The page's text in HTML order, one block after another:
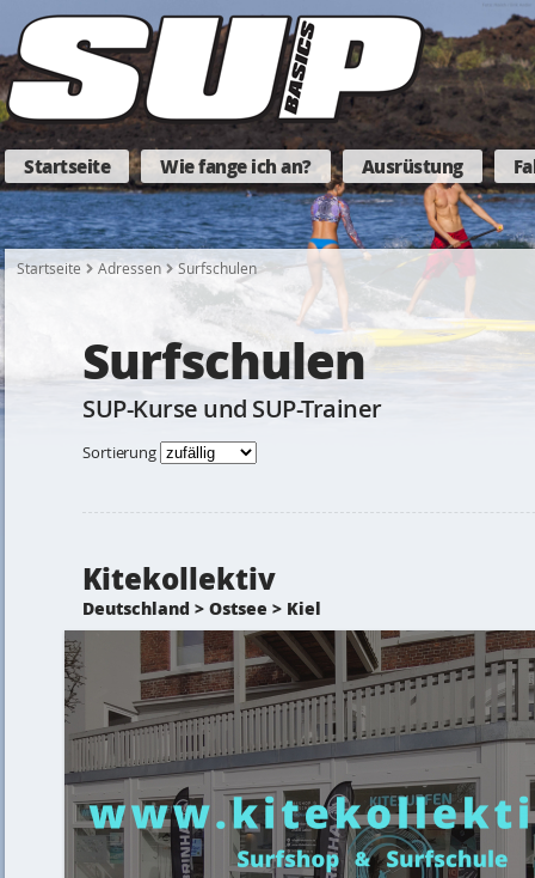
Startseite Wie fange ich an? Ausrüstung
Startseite Adressen Surfschulen
Surfschulen
SUP-Kurse und SUP-Trainer
Sortierung
Kitekollektiv
Deutschland > Ostsee > Kiel